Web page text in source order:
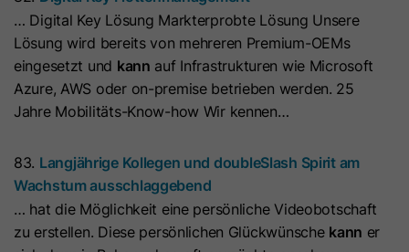
… Digital Key Lösung Markterprobte Lösung Unsere
Lösung wird bereits von mehreren Premium-OEMs
eingesetzt und kann auf Infrastrukturen wie Microsoft
Azure, AWS oder on-premise betrieben werden. 25
Jahre Mobilitäts-Know-how Wir kennen…
83. Langjährige Kollegen und doubleSlash Spirit am
Wachstum ausschlaggebend
… hat die Möglichkeit eine persönliche Videobotschaft
zu erstellen. Diese persönlichen Glückwünsche kann er
Anbieter HubSpot
Laufzeit
Dieses Cookie wird verwendet, um
zu verhindern, dass das Banner
Besucher im strikten Modus surfen.
Name __hs_opt_out
Name __cduid
Anbieter Cloudflare
Laufzeit 30 Tage
den CDN-Anbieter von HubSpot,
festgelegt. Es hilft Cloudflare,
böswillige Besucher Ihrer Website zu
identifizieren und das Blockieren von
Cookie-Informationen
Marketing
Marketing-Cookies werden verwendet, um
Werbemaßnahmen zu messen und personalisierte Werbung
verschiedene Websites und Geräte hinweg kommen.
Hinweis:Es kann zu einer Datenübermittlung in Drittstaaten
(z. B. USA) kommen. Weitere Informationen finden Sie in
unserer Datenschutzerklärung.